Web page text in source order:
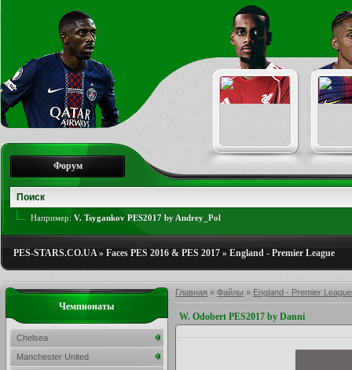
Форум
Например: V. Tsygankov PES2017 by Andrey_Pol
PES-STARS.CO.UA» Faces PES 2016 & PES 2017 » England - Premier League
Главная » Файлы » England - Premier League
W. Odobert PES2017 by Danni
Чемпионаты
Chelsea
Manchester United